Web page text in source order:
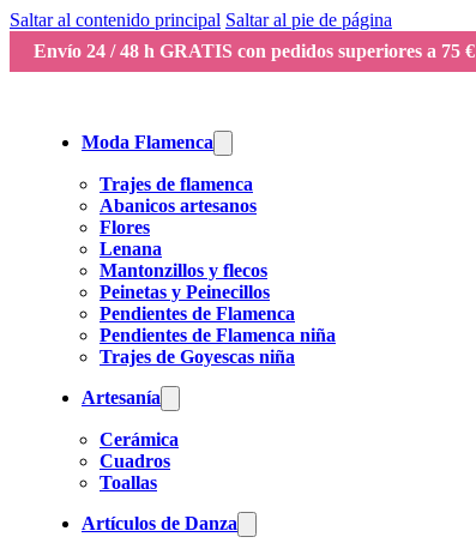
Saltar al contenido principal Saltar al pie de página
Envío 24 / 48 h GRATIS con pedidos superiores a 75 €
Moda Flamenca
Trajes de flamenca
Abanicos artesanos
Flores
Lenana
Mantonzillos y flecos
Peinetas y Peinecillos
Pendientes de Flamenca
Pendientes de Flamenca niña
Trajes de Goyescas niña
Artesanía
Cerámica
Cuadros
Toallas
Artículos de Danza